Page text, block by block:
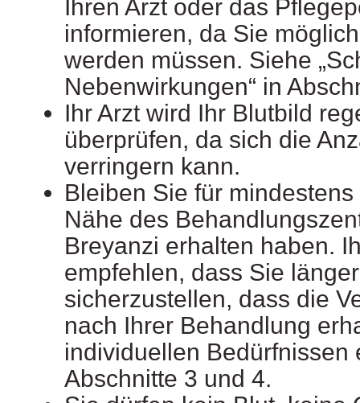
Ihren Arzt oder das
informieren, da Sie
werden müssen. Siehe
Nebenwirkungen“ in
Ihr Arzt wird Ihr Blutbild
überprüfen, da sich die
verringern kann.
Bleiben Sie für
Nähe des
Breyanzi erhalten haben.
empfehlen, dass Sie
sicherzustellen, dass die
nach Ihrer Behandlung
individuellen Bedürfnissen
Abschnitte 3 und 4.